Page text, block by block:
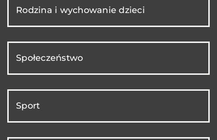
Rodzina i wychowanie dzieci
Społeczeństwo
Sport